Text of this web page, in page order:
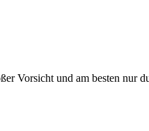
Vorsicht und am besten nur